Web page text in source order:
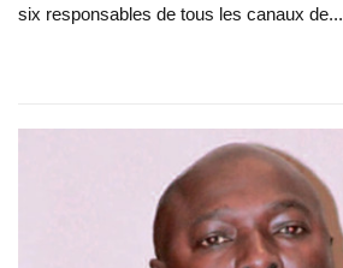
six responsables de tous les canaux de...